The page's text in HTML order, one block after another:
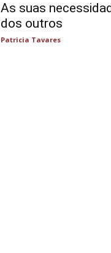
As suas
dos outros
Patricia Tavares